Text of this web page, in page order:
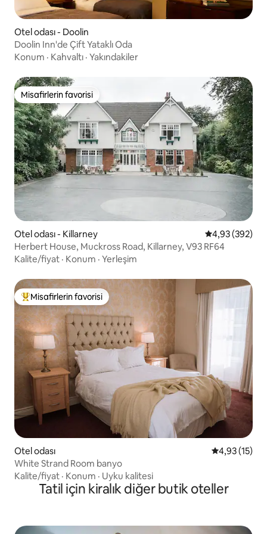
Otel odası - Doolin
Doolin Inn'de Çift Yataklı Oda
Konum · Kahvaltı · Yakındakiler
Misafirlerin favorisi
Misafirlerin favorisi
Otel odası - Killarney 5 üzerinden
4,93 (392)
Herbert House, Muckross Road, Killarney, V93 RF64
Kalite/fiyat · Konum · Yerleşim
Misafirlerin favorilerinden en beğenilenler arasında
Misafirlerin favorisi
Otel odası 5 üzerinden
4,93 (15)
White Strand Room banyo
Kalite/fiyat · Konum · Uyku kalitesi
Tatil için kiralık diğer butik oteller